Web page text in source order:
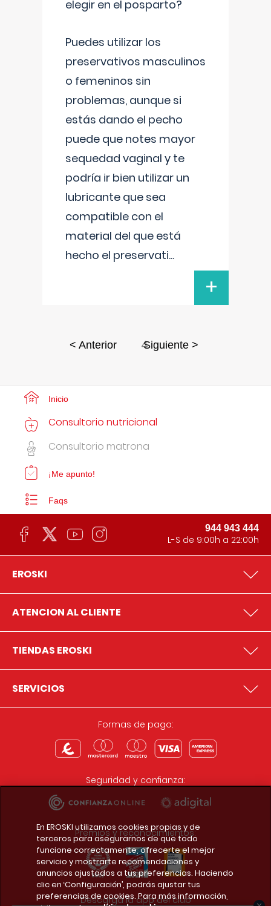
elegir en el posparto?
Puedes utilizar los
preservativos masculinos
o femeninos sin
problemas, aunque si
estás dando el pecho
puede que notes mayor
sequedad vaginal y te
podría ir bien utilizar un
lubricante que sea
compatible con el
material del que está
hecho el preservati...
+
< Anterior 4
Siguiente >
Inicio
Consultorio nutricional
Consultorio matrona
¡Me apunto!
Faqs
944 943 444
L-S de 9:00h a 22:00h
EROSKI
ATENCION AL CLIENTE
TIENDAS EROSKI
SERVICIOS
Formas de pago:
Seguridad y confianza:
Premios y reconocimientos:
Descarga la app del club
En EROSKI utilizamos cookies propias y de
terceros para asegurarnos de que todo
funcione correctamente, ofrecerte el mejor
servicio y mostrarte recomendaciones y
anuncios ajustados a tus preferencias. Haciendo
clic en ‘Configuración’, podrás ajustar tus
preferencias de cookies. Para más información,